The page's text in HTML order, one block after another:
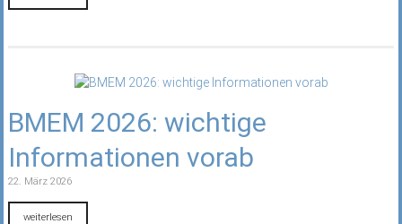
BMEM 2026: wichtige
Informationen vorab
22. März 2026
weiterlesen